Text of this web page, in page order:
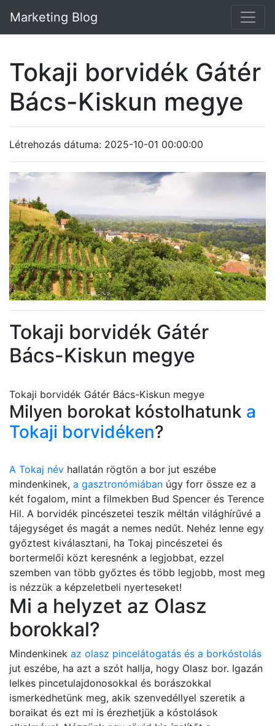
Marketing Blog
Tokaji borvidék Gátér
Bács-Kiskun megye
Létrehozás dátuma: 2025-10-01 00:00:00
Tokaji borvidék Gátér
Bács-Kiskun megye
Tokaji borvidék Gátér Bács-Kiskun megye
Milyen borokat kóstolhatunk a
Tokaji borvidéken?
A Tokaj név hallatán rögtön a bor jut eszébe
mindenkinek, a gasztronómiában úgy forr össze ez a
két fogalom, mint a filmekben Bud Spencer és Terence
Hil. A borvidék pincészetei teszik méltán világhírűvé a
tájegységet és magát a nemes nedűt. Nehéz lenne egy
győztest kiválasztani, ha Tokaj pincészetei és
bortermelői közt keresnénk a legjobbat, ezzel
szemben van több győztes és több legjobb, most meg
is nézzük a képzeletbeli nyerteseket!
Mi a helyzet az Olasz
borokkal?
Mindenkinek az olasz pincelátogatás és a borkóstolás
jut eszébe, ha azt a szót hallja, hogy Olasz bor. Igazán
lelkes pincetulajdonosokkal és borászokkal
ismerkedhetünk meg, akik szenvedéllyel szeretik a
boraikat és ezt mi is érezhetjük a kóstolások